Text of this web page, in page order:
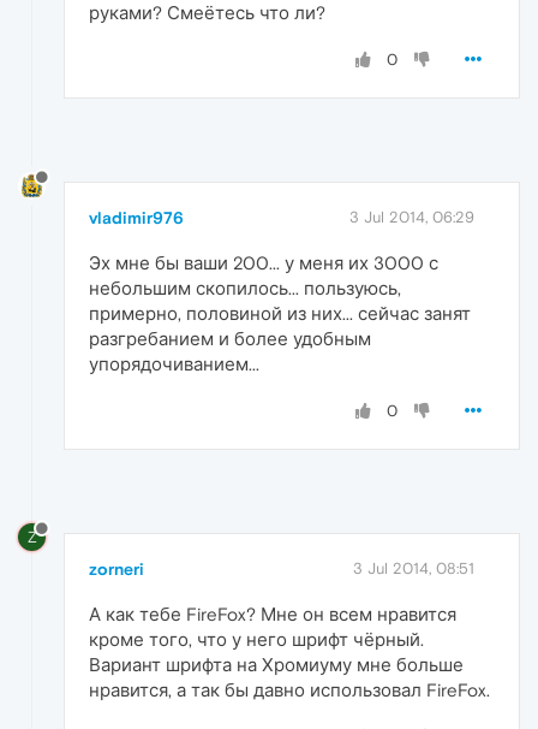
руками? Смеётесь что ли?
0
vladimir976 3 Jul 2014, 06:29
Эх мне бы ваши 200... у меня их 3000 с
небольшим скопилось... пользуюсь,
примерно, половиной из них... сейчас занят
разгребанием и более удобным
упорядочиванием...
0
Z
zorneri 3 Jul 2014, 08:51
А как тебе FireFox? Мне он всем нравится
кроме того, что у него шрифт чёрный.
Вариант шрифта на Хромиуму мне больше
нравится, а так бы давно использовал FireFox.